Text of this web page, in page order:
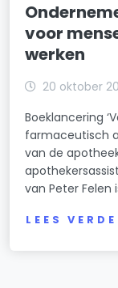
voor
werken
20 oktober
Boeklancering
farmaceutisch
van de
van Peter Felen
LEES